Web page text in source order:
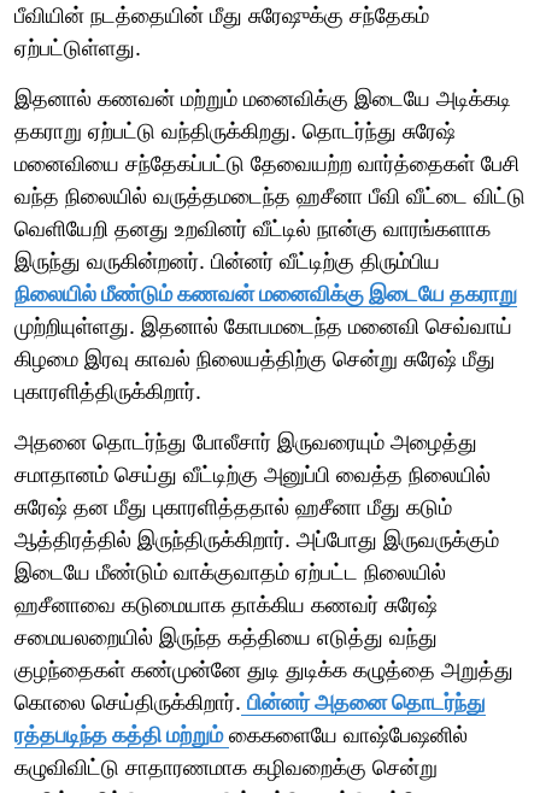
பீவியின் நடத்தையின் மீது சுரேஷுக்கு சந்தேகம்
ஏற்பட்டுள்ளது.
இதனால் கணவன் மற்றும் மனைவிக்கு இடையே அடிக்கடி
தகராறு ஏற்பட்டு வந்திருக்கிறது. தொடர்ந்து சுரேஷ்
மனைவியை சந்தேகப்பட்டு தேவையற்ற வார்த்தைகள் பேசி
வந்த நிலையில் வருத்தமடைந்த ஹசீனா பீவி வீட்டை விட்டு
வெளியேறி தனது உறவினர் வீட்டில் நான்கு வாரங்களாக
இருந்து வருகின்றனர். பின்னர் வீட்டிற்கு திரும்பிய
நிலையில் மீண்டும் கணவன் மனைவிக்கு இடையே தகராறு
முற்றியுள்ளது. இதனால் கோபமடைந்த மனைவி செவ்வாய்
கிழமை இரவு காவல் நிலையத்திற்கு சென்று சுரேஷ் மீது
புகாரளித்திருக்கிறார்.
அதனை தொடர்ந்து போலீசார் இருவரையும் அழைத்து
சமாதானம் செய்து வீட்டிற்கு அனுப்பி வைத்த நிலையில்
சுரேஷ் தன மீது புகாரளித்ததால் ஹசீனா மீது கடும்
ஆத்திரத்தில் இருந்திருக்கிறார். அப்போது இருவருக்கும்
இடையே மீண்டும் வாக்குவாதம் ஏற்பட்ட நிலையில்
ஹசீனாவை கடுமையாக தாக்கிய கணவர் சுரேஷ்
சமையலறையில் இருந்த கத்தியை எடுத்து வந்து
குழந்தைகள் கண்முன்னே துடி துடிக்க கழுத்தை அறுத்து
கொலை செய்திருக்கிறார். பின்னர் அதனை தொடர்ந்து
ரத்தபடிந்த கத்தி மற்றும் கைகளையே வாஷ்பேஷனில்
கழுவிவிட்டு சாதாரணமாக கழிவறைக்கு சென்று